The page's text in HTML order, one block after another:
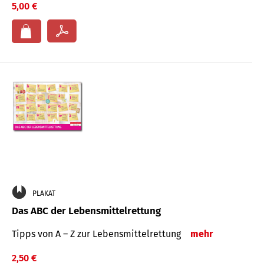
5,00 €
PLAKAT
Das ABC der Lebensmittelrettung
Tipps von A – Z zur Lebensmittelrettung mehr
2,50 €